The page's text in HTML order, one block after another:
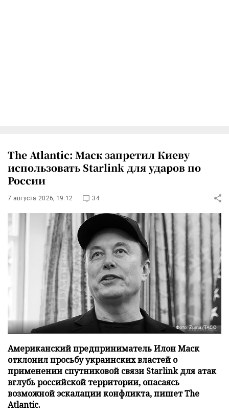
The Atlantic: Маск запретил Киеву
использовать Starlink для ударов по
России
7 августа 2026, 19:12 34
Фото: Zuma/ТАСС
Американский предприниматель Илон Маск
отклонил просьбу украинских властей о
применении спутниковой связи Starlink для атак
вглубь российской территории, опасаясь
возможной эскалации конфликта, пишет The
Atlantic.